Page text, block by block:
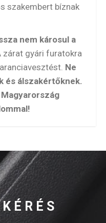
szakembert bíznak
nem károsul a
zárat gyári furatokra
Ne
és álszakértőknek.